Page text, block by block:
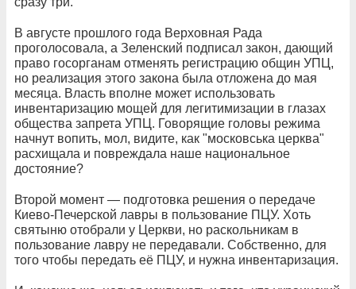
В августе прошлого года Верховная Рада
проголосовала, а Зеленский подписал закон, дающий
право госорганам отменять регистрацию общин УПЦ,
но реализация этого закона была отложена до мая
месяца. Власть вполне может использовать
инвентаризацию мощей для легитимизации в глазах
общества запрета УПЦ. Говорящие головы режима
начнут вопить, мол, видите, как "московська церква"
расхищала и повреждала наше национальное
достояние?
Второй момент — подготовка решения о передаче
Киево-Печерской лавры в пользование ПЦУ. Хоть
святыню отобрали у Церкви, но раскольникам в
пользование лавру не передавали. Собственно, для
того чтобы передать её ПЦУ, и нужна инвентаризация.